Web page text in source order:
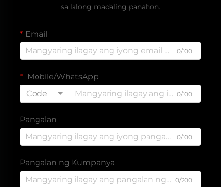
sa lalong madaling panahon.
Email
0/100
Mobile/WhatsApp
Code
0/100
Pangalan
0/100
Pangalan ng Kumpanya
0/200